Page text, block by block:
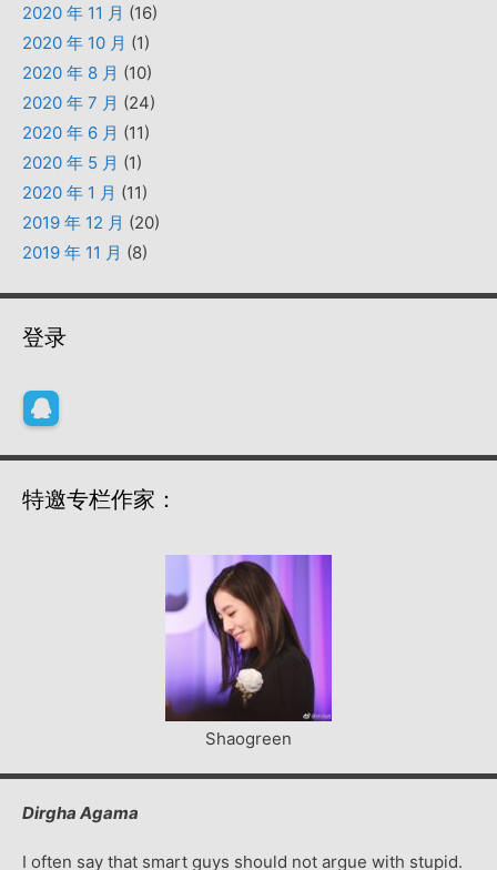
2020 年 11 月 (16)
2020 年 10 月 (1)
2020 年 8 月 (10)
2020 年 7 月 (24)
2020 年 6 月 (11)
2020 年 5 月 (1)
2020 年 1 月 (11)
2019 年 12 月 (20)
2019 年 11 月 (8)
登录
特邀专栏作家：
Shaogreen
Dirgha Agama
I often say that smart guys should not argue with stupid.